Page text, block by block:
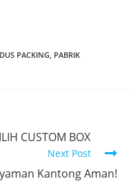
PACKING, PABRIK
CUSTOM BOX
Next Post
Kantong Aman!